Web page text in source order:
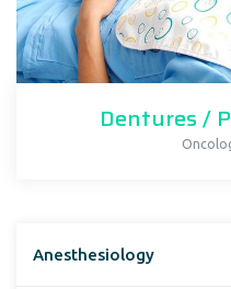
Dentures /
Anesthesiology